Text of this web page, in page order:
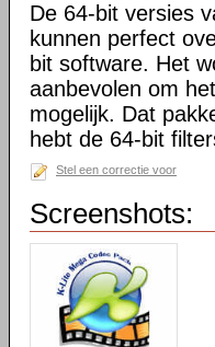
De 64-bit versies
kunnen perfect
bit software. Het
aanbevolen om
mogelijk. Dat
hebt de 64-bit
Stel een correctie voor
Screenshots: